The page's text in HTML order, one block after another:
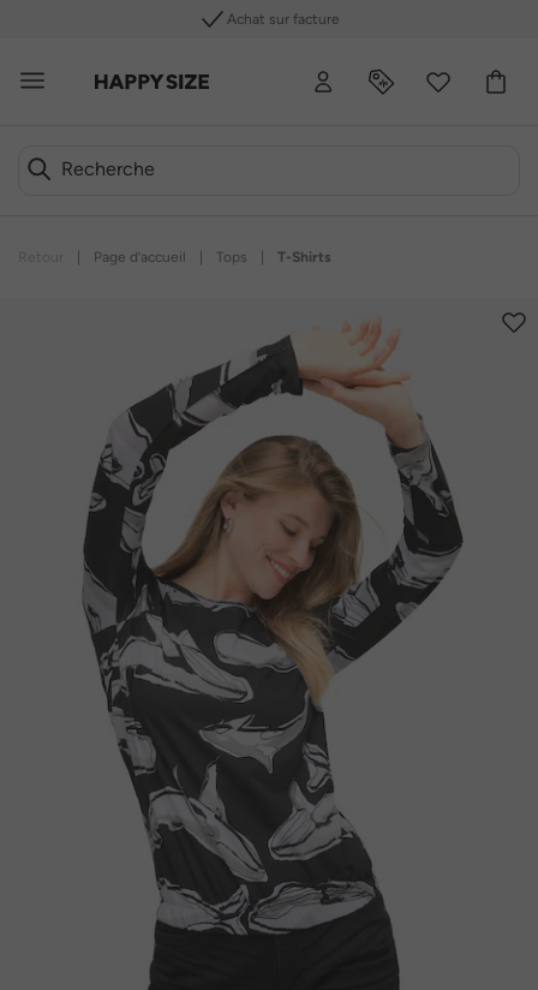
Achat sur facture
Page d’accueil Tops T-Shirts